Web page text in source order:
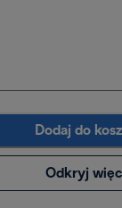
Dodaj do
Odkryj